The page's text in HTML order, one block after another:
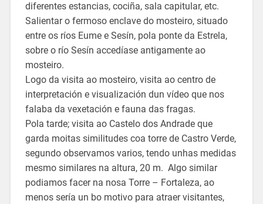
diferentes estancias, cociña, sala capitular, etc.
Salientar o fermoso enclave do mosteiro, situado
entre os ríos Eume e Sesín, pola ponte da Estrela,
sobre o río Sesín accedíase antigamente ao
mosteiro.
Logo da visita ao mosteiro, visita ao centro de
interpretación e visualización dun vídeo que nos
falaba da vexetación e fauna das fragas.
Pola tarde; visita ao Castelo dos Andrade que
garda moitas similitudes coa torre de Castro Verde,
segundo observamos varios, tendo unhas medidas
mesmo similares na altura, 20 m. Algo similar
podiamos facer na nosa Torre – Fortaleza, ao
menos sería un bo motivo para atraer visitantes,